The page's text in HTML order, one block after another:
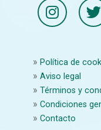
Política de
Aviso legal
Términos y
Condiciones
Contacto